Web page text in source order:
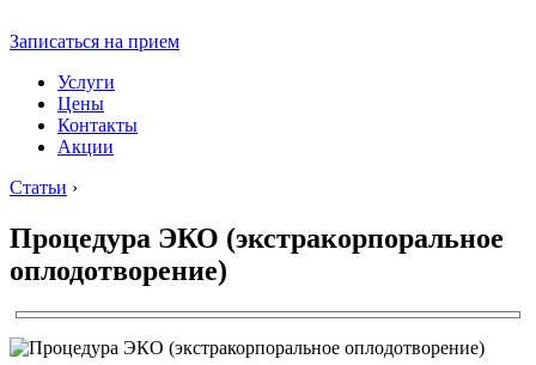
Записаться на прием
Услуги
Цены
Контакты
Акции
Статьи ›
Процедура ЭКО (экстракорпоральное
оплодотворение)